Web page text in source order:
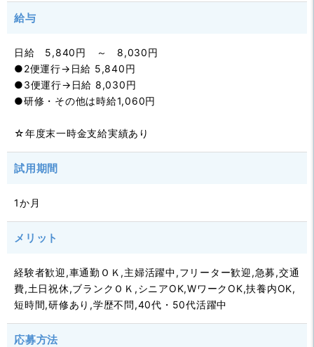
給与
日給 5,840円 ～ 8,030円
●2便運行→日給 5,840円
●3便運行→日給 8,030円
●研修・その他は時給1,060円
☆年度末一時金支給実績あり
試用期間
1か月
メリット
経験者歓迎,車通勤ＯＫ,主婦活躍中,フリーター歓迎,急募,交通
費,土日祝休,ブランクＯＫ,シニアOK,WワークOK,扶養内OK,
短時間,研修あり,学歴不問,40代・50代活躍中
応募方法